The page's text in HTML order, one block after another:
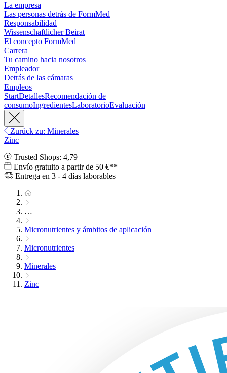
La empresa
Las personas detrás de FormMed
Responsabilidad
Wissenschaftlicher Beirat
El concepto FormMed
Carrera
Tu camino hacia nosotros
Empleador
Detrás de las cámaras
Empleos
StartDetallesRecomendación de
consumoIngredientesLaboratorioEvaluación
Zurück zu: Minerales
Zinc
Trusted Shops: 4,79
Envío gratuito a partir de 50 €**
Entrega en 3 - 4 días laborables
…
Micronutrientes y ámbitos de aplicación
Micronutrientes
Minerales
Zinc